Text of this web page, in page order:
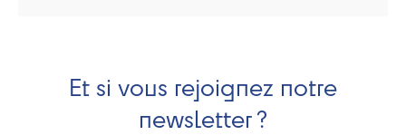
Et si vous rejoignez notre
newsletter ?